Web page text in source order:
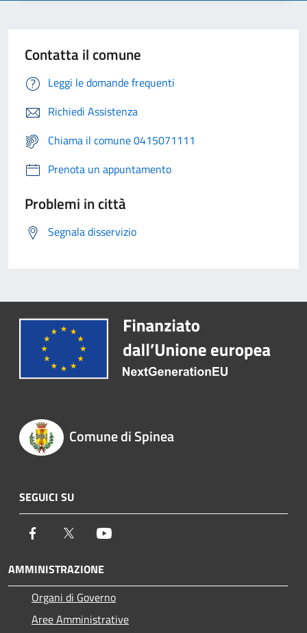
Contatta il comune
Leggi le domande frequenti
Richiedi Assistenza
Chiama il comune 0415071111
Prenota un appuntamento
Problemi in città
Segnala disservizio
Comune di Spinea
SEGUICI SU
Facebook Twitter
AMMINISTRAZIONE
Organi di Governo
Aree Amministrative